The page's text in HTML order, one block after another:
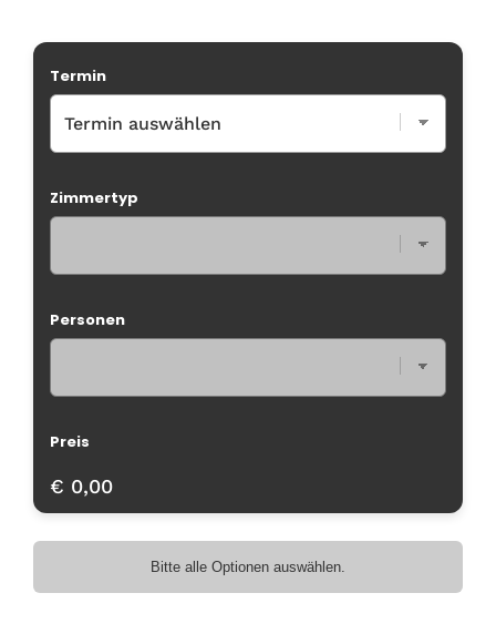
Termin
Zimmertyp
Personen
Preis
€ 0,00
Bitte alle Optionen auswählen.